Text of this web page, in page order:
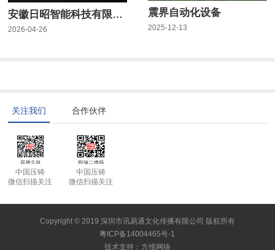
安徽日昭智能科技有限公司
2026-04-26
震界自动化设备
2025-12-13
关注我们 合作伙伴
中国压铸
微信扫描关注
中国压铸
微信扫描关注
Copyright © 2019 深圳市讯易通文化传播有限公司 版权所有
粤ICP备14004465号-1
技术支持： 方维网络